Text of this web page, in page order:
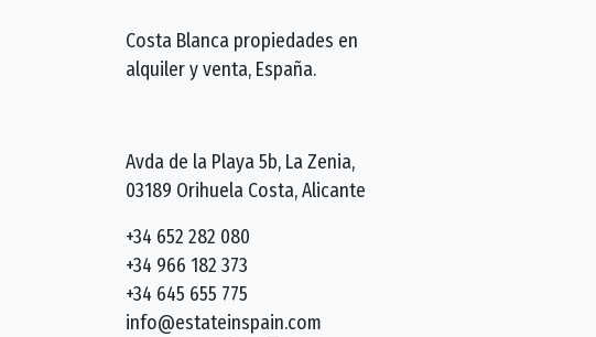
Costa Blanca propiedades en
alquiler y venta, España.
Avda de la Playa 5b, La Zenia,
03189 Orihuela Costa, Alicante
+34 652 282 080
+34 966 182 373
+34 645 655 775
info@estateinspain.com